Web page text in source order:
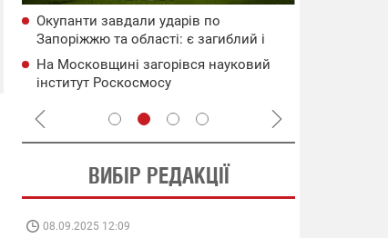
Окупанти завдали ударів по
Запоріжжю та області: є загиблий і
поранені
На Московщині загорівся науковий
інститут Роскосмосу
ВИБІР РЕДАКЦІЇ
08.09.2025 12:09